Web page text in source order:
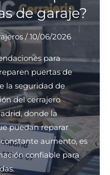
de garaje?
/10/06/2026
para
puertas de
la seguridad de
del cerrajero
donde la
puedan reparar
aumento, es
confiable para